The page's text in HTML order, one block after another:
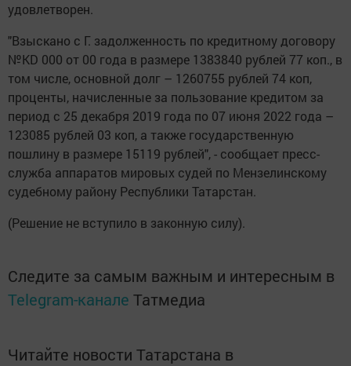
удовлетворен.
"Взыскано с Г. задолженность по кредитному договору
№КD 000 от 00 года в размере 1383840 рублей 77 коп., в
том числе, основной долг – 1260755 рублей 74 коп,
проценты, начисленные за пользование кредитом за
период с 25 декабря 2019 года по 07 июня 2022 года –
123085 рублей 03 коп, а также государственную
пошлину в размере 15119 рублей", - сообщает пресс-
служба аппаратов мировых судей по Мензелинскому
судебному району Республики Татарстан.
(Решение не вступило в законную силу).
Следите за самым важным и интересным в
Telegram-канале Татмедиа
Читайте новости Татарстана в